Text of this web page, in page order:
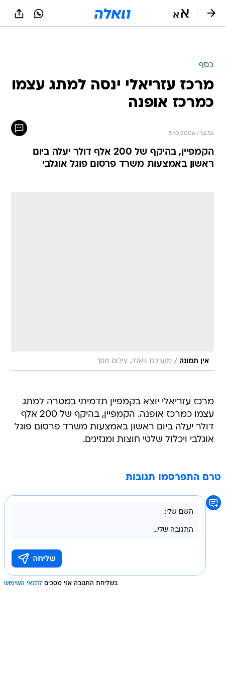
כסף
מרכז עזריאלי ינסה למתג עצמו
כמרכז אופנה
5.10.2006 / 14:56
הקמפיין, בהיקף של 200 אלף דולר יעלה ביום
ראשון באמצעות משרד פרסום פוגל אוגלבי
אין תמונה / מערכת וואלה, צילום מסך
מרכז עזריאלי יוצא בקמפיין תדמיתי במטרה למתג
עצמו כמרכז אופנה. הקמפיין, בהיקף של 200 אלף
דולר יעלה ביום ראשון באמצעות משרד פרסום פוגל
אוגלבי ויכלול שלטי חוצות ומגזינים.
טרם התפרסמו תגובות
בשליחת התגובה אני מסכים לתנאי השימוש